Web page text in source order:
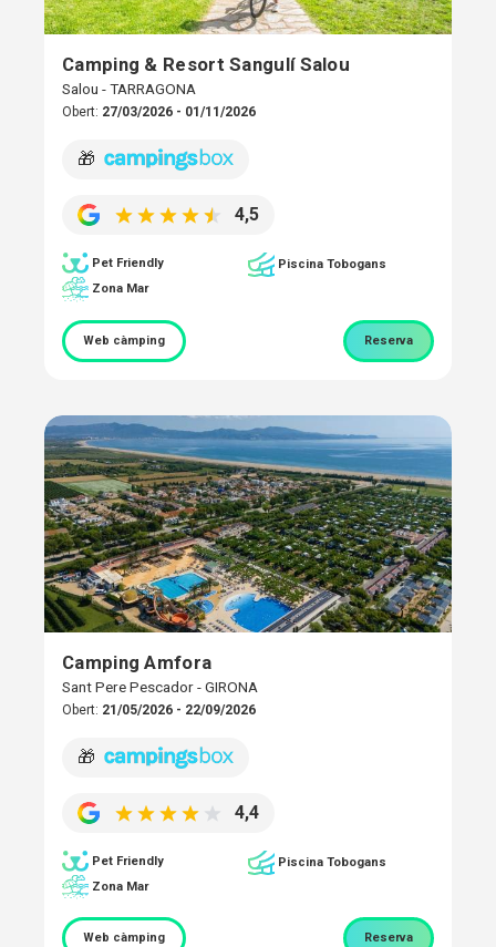
Camping & Resort Sangulí Salou
Salou - TARRAGONA
Obert: 27/03/2026 - 01/11/2026
🎁
4,5
Pet Friendly
Piscina Tobogans
Zona Mar
Web càmping Reserva
Camping Amfora
Sant Pere Pescador - GIRONA
Obert: 21/05/2026 - 22/09/2026
🎁
4,4
Pet Friendly
Piscina Tobogans
Zona Mar
Web càmping Reserva